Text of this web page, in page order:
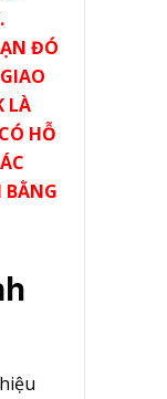
ĐÓ
LÀ
HỖ